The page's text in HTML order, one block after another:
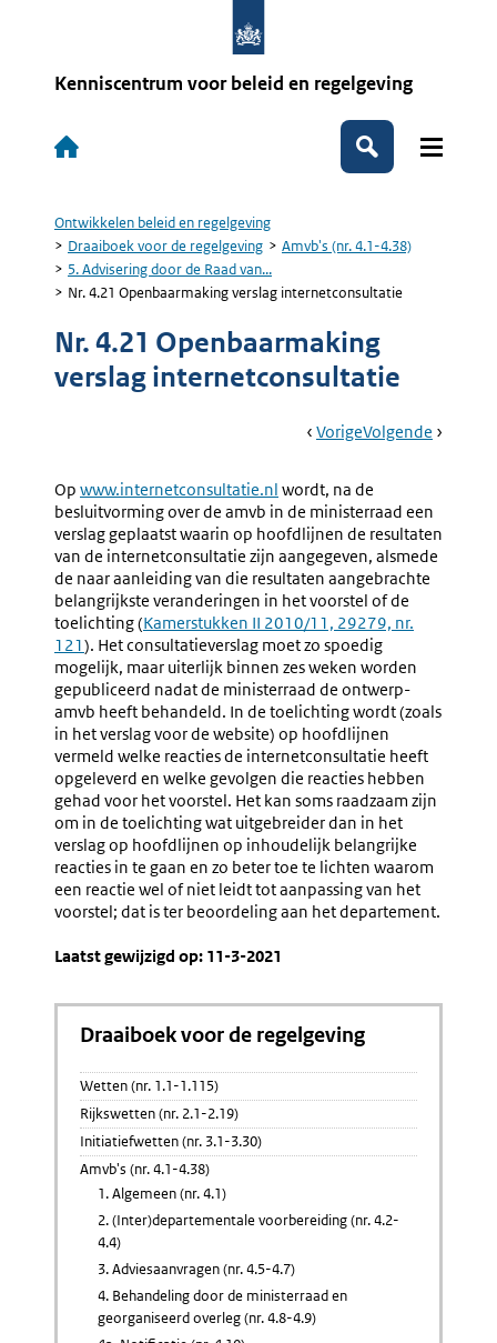
Kenniscentrum voor beleid en regelgeving
Hoofdnavigatie
Zoeken
Kruimelpad
Ontwikkelen beleid en regelgeving
Draaiboek voor de regelgeving
Amvb's (nr. 4.1-4.38)
5. Advisering door de Raad van...
Nr. 4.21 Openbaarmaking verslag internetconsultatie
Nr. 4.21 Openbaarmaking
verslag internetconsultatie
Book
Ga
VorigePagina:
Openbaarmaking
Van
Het
Advies
Van
De
Raad
Van
State
En
Het
Nader
Rapport
Ga
Volgende Pagina:
Over
Op Externe
link:
www.internetconsultatie.nl wordt, na de
besluitvorming over de amvb in de ministerraad een
verslag geplaatst waarin op hoofdlijnen de resultaten
van de internetconsultatie zijn aangegeven, alsmede
de naar aanleiding van die resultaten aangebrachte
belangrijkste veranderingen in het voorstel of de
toelichting (Externe
link:
Kamerstukken II 2010/11, 29279, nr.
121). Het consultatieverslag moet zo spoedig
mogelijk, maar uiterlijk binnen zes weken worden
gepubliceerd nadat de ministerraad de ontwerp-
amvb heeft behandeld. In de toelichting wordt (zoals
in het verslag voor de website) op hoofdlijnen
vermeld welke reacties de internetconsultatie heeft
opgeleverd en welke gevolgen die reacties hebben
gehad voor het voorstel. Het kan soms raadzaam zijn
om in de toelichting wat uitgebreider dan in het
verslag op hoofdlijnen op inhoudelijk belangrijke
reacties in te gaan en zo beter toe te lichten waarom
een reactie wel of niet leidt tot aanpassing van het
voorstel; dat is ter beoordeling aan het departement.
Laatst gewijzigd op: 11-3-2021
Draaiboek voor de regelgeving
Wetten (nr. 1.1-1.115)
Rijkswetten (nr. 2.1-2.19)
Initiatiefwetten (nr. 3.1-3.30)
Amvb's (nr. 4.1-4.38)
1. Algemeen (nr. 4.1)
2. (Inter)departementale voorbereiding (nr. 4.2-
4.4)
3. Adviesaanvragen (nr. 4.5-4.7)
4. Behandeling door de ministerraad en
georganiseerd overleg (nr. 4.8-4.9)